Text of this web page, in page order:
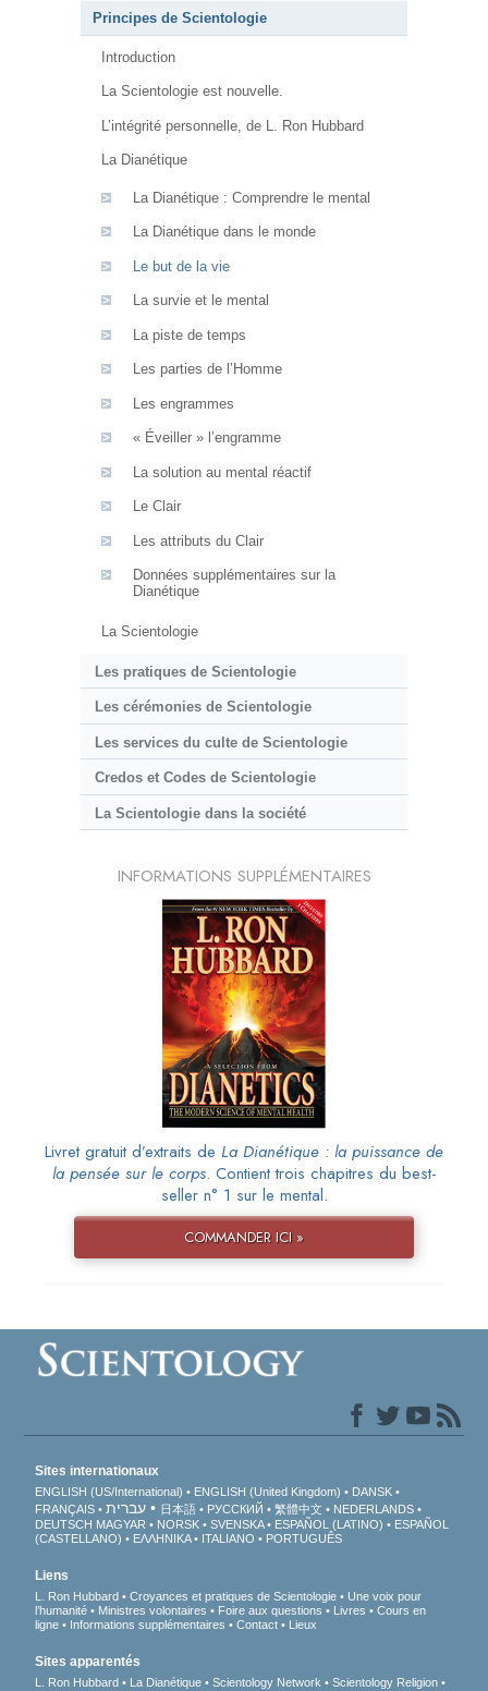
Principes de Scientologie
Introduction
La Scientologie est nouvelle.
L’intégrité personnelle, de L. Ron Hubbard
La Dianétique
La Dianétique : Comprendre le mental
La Dianétique dans le monde
Le but de la vie
La survie et le mental
La piste de temps
Les parties de l’Homme
Les engrammes
« Éveiller » l’engramme
La solution au mental réactif
Le Clair
Les attributs du Clair
Données supplémentaires sur la
Dianétique
La Scientologie
Les pratiques de Scientologie
Les cérémonies de Scientologie
Les services du culte de Scientologie
Credos et Codes de Scientologie
La Scientologie dans la société
INFORMATIONS SUPPLÉMENTAIRES
Livret gratuit d’extraits de La Dianétique : la puissance de
la pensée sur le corps. Contient trois chapitres du best-
seller n° 1 sur le mental.
COMMANDER ICI »
Sites internationaux
ENGLISH (US/International) ENGLISH (United Kingdom)
DANSK
FRANÇAIS
עברית 日本語 РУССКИЙ 繁體中文
NEDERLANDS
DEUTSCH MAGYAR NORSK SVENSKA ESPAÑOL (LATINO)
ESPAÑOL
(CASTELLANO)
ΕΛΛΗΝΙΚA ITALIANO PORTUGUÊS
Liens
L. Ron Hubbard Croyances et pratiques de Scientologie
Une voix pour
l’humanité
Ministres volontaires Foire aux questions Livres
Cours en
ligne
Informations supplémentaires Contact Lieux
Sites apparentés
L. Ron Hubbard La Dianétique Scientology Network
Scientology Religion